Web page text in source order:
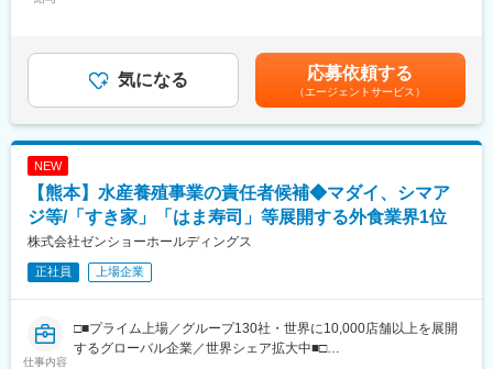
■モデル年収：
・1年目：1017万（固定給342万・歩合565万・賞与110万）
入社後は東京本社で2週間の研修があり、その後は支店ごとのOJT
研修がメインです。
まずは先輩や上司の商談に同席し、提案方法や業務の流れを覚え
ます。
約1ヶ月～3ヶ月程度でひとり立ちするイメージです。
AI、RPA、BIツール等を活用した業務自動化・効率化の企画、プ
ロトタイプ開発、評価を実施
・開発部門から管理部門まで多岐にわたる部署と密に連携し、改
＜入社後すぐの業務＞
・既存システム、業務フローの理解
・担当領域の業務課題の整理、改善テーマの洗い出し
＜入社6か月以降＞
＜入社1年以降＞
・関係部門を巻き込みながら、継続的な業務改善をリード
月、12月）■モデル年収例：28歳 750万、36歳 930万※予定年収は
あくまでも目安の金額であり、選考を通じて上下する可能性があ
ります（上記は高専本科卒以上時で記載）賃金はあくまでも目安
の金額であり、選考を通じて上下する可能性があります。月給(月
額)は固定手当を含めた表記です。
気になる 応募依頼する
（エージェントサービス）
NEW
【熊本】水産養殖事業の責任者候補◆マダイ、シマア
ジ等/「すき家」「はま寿司」等展開する外食業界1位
株式会社ゼンショーホールディングス
正社員 上場企業
仕事内容
□■プライム上場／グループ130社・世界に10,000店舗以上を展開
するグローバル企業／世界シェア拡大中■□